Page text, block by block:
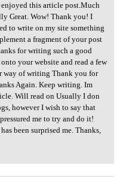
this article post.Much
Great. Wow! Thank you! I
to write on my site something
a fragment of your post
for writing such a good
your website and read a few
way of writing Thank you for
Again. Keep writing. Im
Will read on Usually I don
however I wish to say that
me to try and do it!
been surprised me. Thanks,